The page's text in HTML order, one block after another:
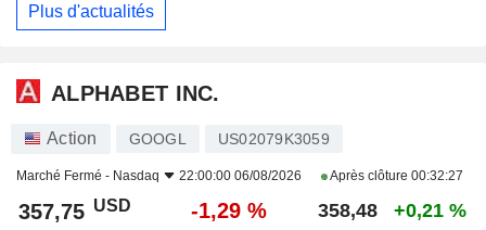
Plus d'actualités
ALPHABET INC.
Action GOOGL US02079K3059
Marché Fermé - Nasdaq 22:00:00 06/08/2026 Après clôture 00:32:27
357,75 USD -1,29 % 358,48 +0,21 %